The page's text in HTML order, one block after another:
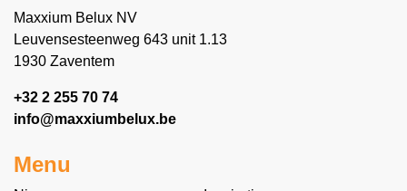
Maxxium Belux NV
Leuvensesteenweg 643 unit 1.13
1930 Zaventem
+32 2 255 70 74
info@maxxiumbelux.be
Menu